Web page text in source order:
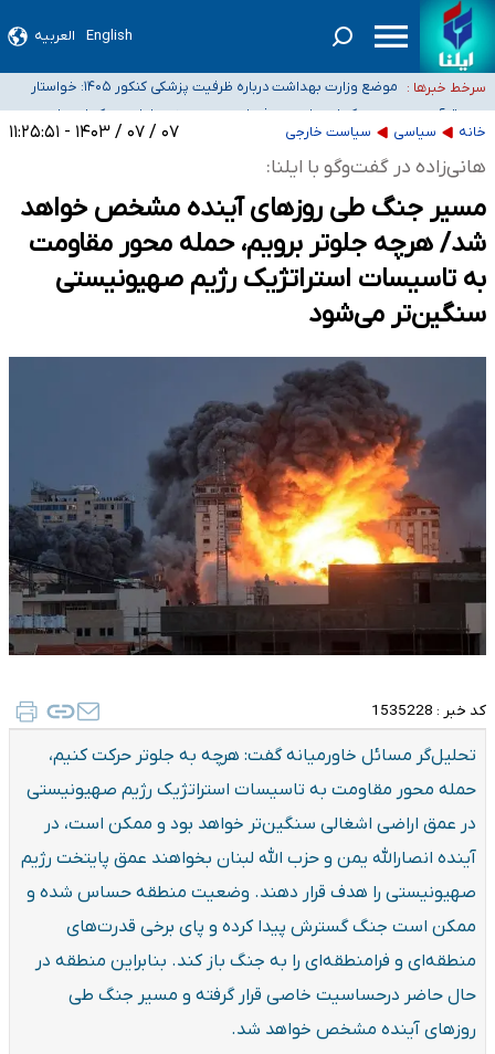
English العربیه
سرخط خبرها :
۴۰ تا ۵۰ روز گرمای نسبی در پیش داریم/ دمای تهران به ۳۸ درجه می‌رسد
موضع وزارت بهداشت درباره ظرفیت پزشکی کنکور ۱۴۰۵: خواستار
اصلاح ظرفیت‌ها هستیم، اما هنوز پاسخ مشخصی نگرفته‌ایم
تعویق آزمون ورودی دکترای تخصصی فرماندهی صحنه عملیات و
دکترای تخصصی جغرافیای نظامی دافوس آجا
خبرنگاران راویان حقیقت با دغدغه نان، مسکن و بیمه
آخرین وضعیت شیوع عفونت‌های تنفسی در کشور/ خوزستان و کرمان بالاتر از
آستانه هشدار
خانه سیاسی سیاست خارجی ۰۷ / ۰۷ / ۱۴۰۳ - ۱۱:۲۵:۵۱
هانی‌زاده در گفت‌وگو با ایلنا:
مسیر جنگ طی روزهای آینده مشخص خواهد
شد/ هرچه جلوتر برویم، حمله محور مقاومت
به تاسیسات استراتژیک رژیم صهیونیستی
سنگین‌تر می‌شود
کد خبر : 1535228
تحلیل‌گر مسائل خاورمیانه گفت: هرچه به جلوتر حرکت کنیم،
حمله محور مقاومت به تاسیسات استراتژیک رژیم صهیونیستی
در عمق اراضی اشغالی سنگین‌تر خواهد بود و ممکن است، در
آینده انصارالله یمن و حزب الله لبنان بخواهند عمق پایتخت رژیم
صهیونیستی را هدف قرار دهند. وضعیت منطقه حساس شده و
ممکن است جنگ گسترش پیدا کرده و پای برخی قدرت‌های
منطقه‌ای و فرامنطقه‌ای را به جنگ باز کند. بنابراین منطقه در
حال حاضر درحساسیت خاصی قرار گرفته و مسیر جنگ طی
روزهای آینده مشخص خواهد شد.